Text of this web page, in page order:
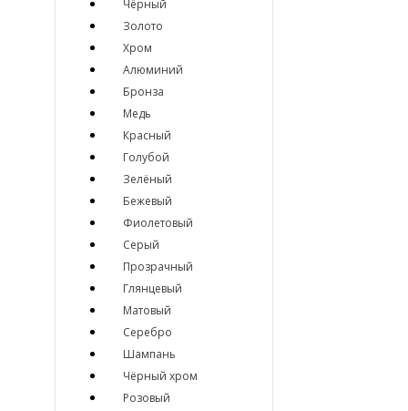
Чёрный
Золото
Хром
Алюминий
Бронза
Медь
Красный
Голубой
Зелёный
Бежевый
Фиолетовый
Серый
Прозрачный
Глянцевый
Матовый
Серебро
Шампань
Чёрный хром
Розовый